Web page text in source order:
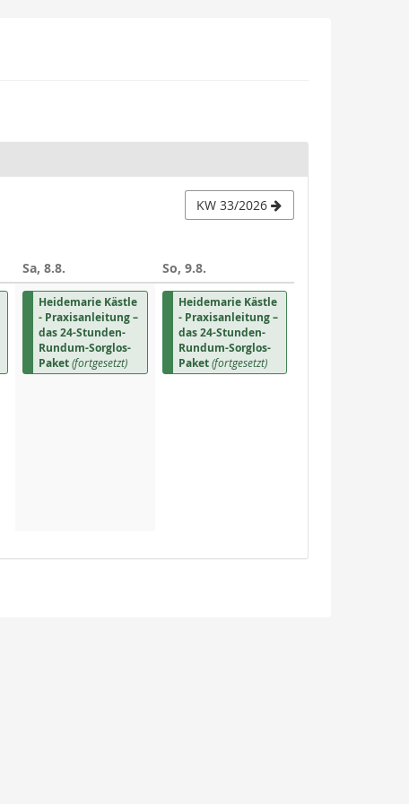
KW 33/2026
Sa, 8.8.
Heidemarie Kästle
- Praxisanleitung –
das 24-Stunden-
Rundum-Sorglos-
Paket(fortgesetzt)
So, 9.8.
Heidemarie Kästle
- Praxisanleitung –
das 24-Stunden-
Rundum-Sorglos-
Paket(fortgesetzt)